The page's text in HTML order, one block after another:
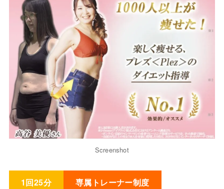
Screenshot
1回25分 専属トレーナー制度